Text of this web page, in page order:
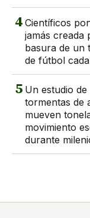
4 Científicos
jamás creada
basura de un
de fútbol
5 Un estudio
tormentas de
mueven
movimiento
durante